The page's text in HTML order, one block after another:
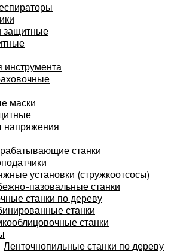
защитные
инструмента
маски
напряжения
станки
установки (стружкоотсосы)
пазовальные станки
станки по дереву
станки
станки
Ленточнопильные станки по дереву